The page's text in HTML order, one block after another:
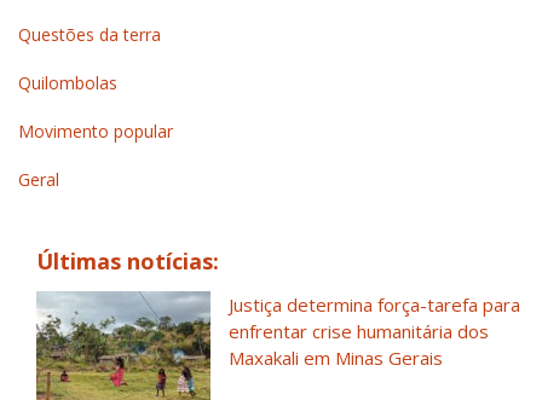
Questões da terra
Quilombolas
Movimento popular
Geral
Últimas notícias:
Justiça determina força-tarefa para
enfrentar crise humanitária dos
Maxakali em Minas Gerais